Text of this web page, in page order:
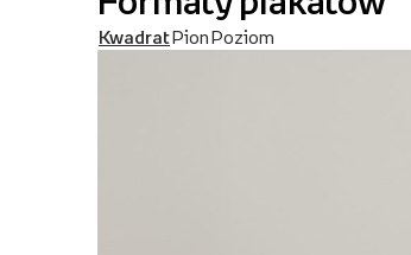
KwadratPionPoziom